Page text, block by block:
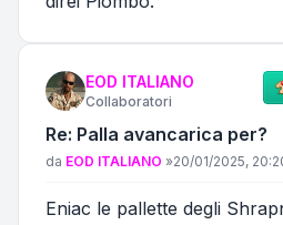
EOD ITALIANO
Collaboratori
Re: Palla avancarica per?
Messaggio
da EOD ITALIANO »20/01/2025,
Eniac le pallette degli